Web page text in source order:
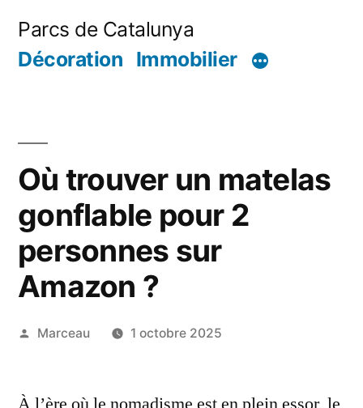
Parcs de Catalunya
Décoration Immobilier
Où trouver un matelas
gonflable pour 2
personnes sur
Amazon ?
Publié
Marceau 1 octobre 2025